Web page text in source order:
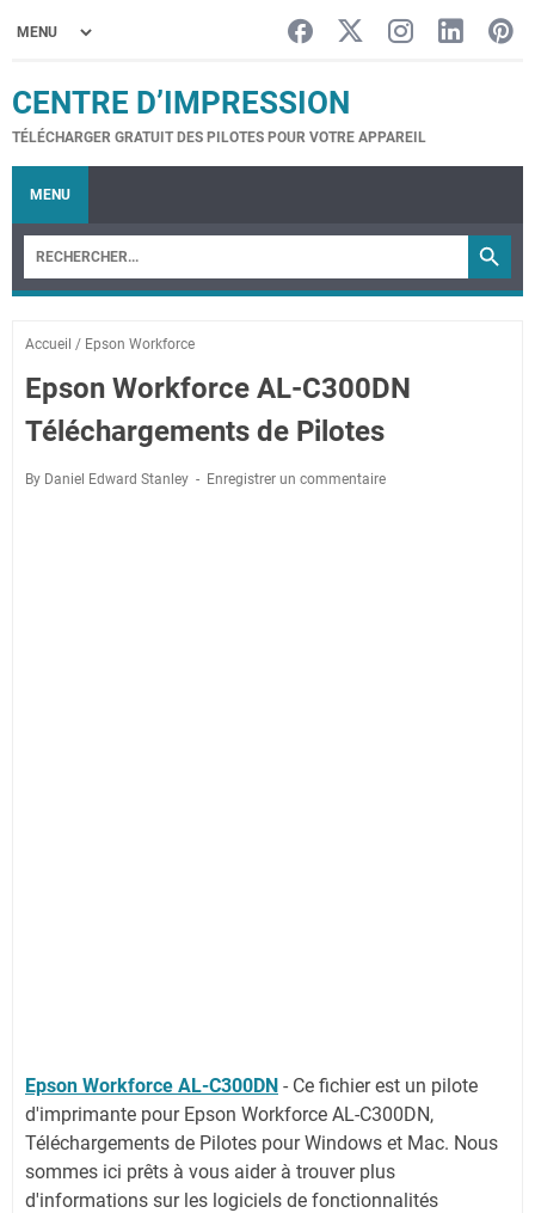
CENTRE D’IMPRESSION
TÉLÉCHARGER GRATUIT DES PILOTES POUR VOTRE APPAREIL
MENU
Accueil / Epson Workforce
Epson Workforce AL-C300DN
Téléchargements de Pilotes
By Daniel Edward Stanley Enregistrer un commentaire
Epson Workforce AL-C300DN - Ce fichier est un pilote
d'imprimante pour Epson Workforce AL-C300DN,
Téléchargements de Pilotes pour Windows et Mac. Nous
sommes ici prêts à vous aider à trouver plus
d'informations sur les logiciels de fonctionnalités